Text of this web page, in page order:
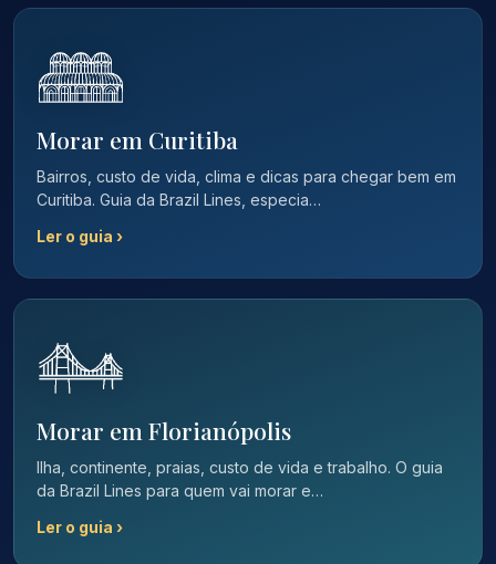
Morar em Curitiba
Bairros, custo de vida, clima e dicas para chegar bem em
Curitiba. Guia da Brazil Lines, especia…
Ler o guia ›
Morar em Florianópolis
Ilha, continente, praias, custo de vida e trabalho. O guia
da Brazil Lines para quem vai morar e…
Ler o guia ›